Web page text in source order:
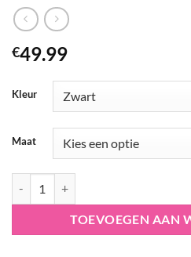
€49.99
Kleur
Maat
TOEVOEGEN AAN